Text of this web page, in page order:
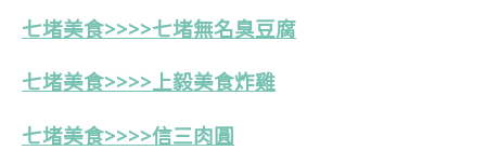
七堵美食>>>>七堵無名臭豆腐
七堵美食>>>>上毅美食炸雞
七堵美食>>>>信三肉圓